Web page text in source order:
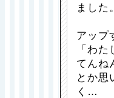
ました
アップ
「わ
てんね
とか思
く…